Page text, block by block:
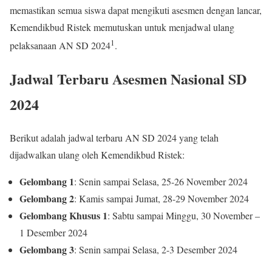
memastikan semua siswa dapat mengikuti asesmen dengan lancar,
Kemendikbud Ristek memutuskan untuk menjadwal ulang
pelaksanaan AN SD 20241.
Jadwal Terbaru Asesmen Nasional SD
2024
Berikut adalah jadwal terbaru AN SD 2024 yang telah
dijadwalkan ulang oleh Kemendikbud Ristek:
Gelombang 1: Senin sampai Selasa, 25-26 November 2024
Gelombang 2: Kamis sampai Jumat, 28-29 November 2024
Gelombang Khusus 1: Sabtu sampai Minggu, 30 November –
1 Desember 2024
Gelombang 3: Senin sampai Selasa, 2-3 Desember 2024